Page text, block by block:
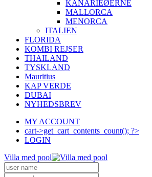
KANARIEØERNE
MALLORCA
MENORCA
ITALIEN
FLORIDA
KOMBI REJSER
THAILAND
TYSKLAND
Mauritius
KAP VERDE
DUBAI
NYHEDSBREV
MY ACCOUNT
cart->get_cart_contents_count(); ?>
LOGIN
Villa med pool